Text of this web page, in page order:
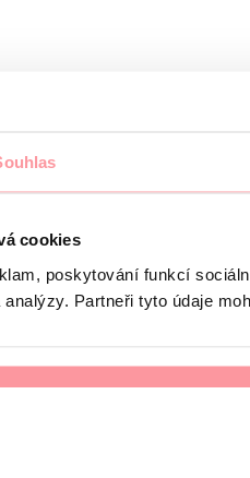
cookies
poskytování funkcí
Partneři tyto údaje